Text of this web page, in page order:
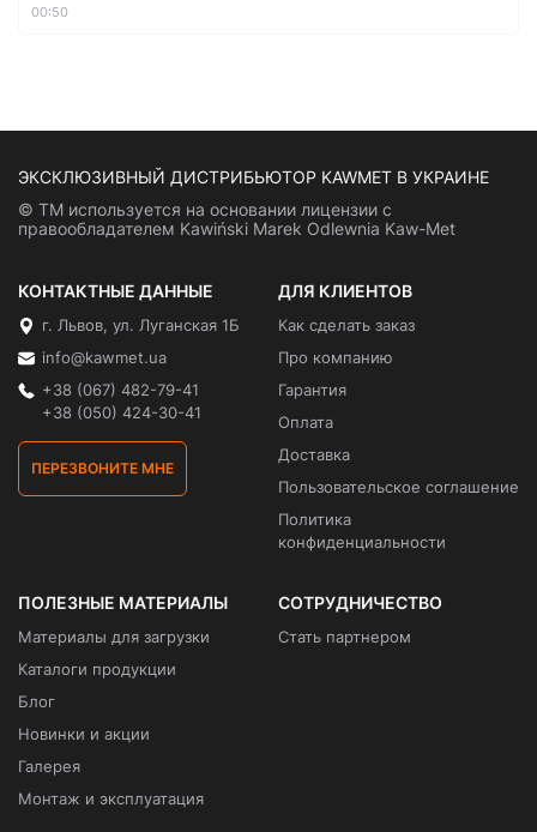
00:50
ЭКСКЛЮЗИВНЫЙ ДИСТРИБЬЮТОР KAWMET В УКРАИНЕ
© ТМ используется на основании лицензии с
правообладателем Kawiński Marek Odlewnia Kaw-Met
КОНТАКТНЫЕ ДАННЫЕ
г. Львов, ул. Луганская 1Б
info@kawmet.ua
+38 (067) 482-79-41
+38 (050) 424-30-41
ПЕРЕЗВОНИТЕ МНЕ
ДЛЯ КЛИЕНТОВ
Как сделать заказ
Про компанию
Гарантия
Оплата
Доставка
Пользовательское соглашение
Политика
конфиденциальности
ПОЛЕЗНЫЕ МАТЕРИАЛЫ
Материалы для загрузки
Каталоги продукции
Блог
Новинки и акции
Галерея
Монтаж и эксплуатация
СОТРУДНИЧЕСТВО
Стать партнером